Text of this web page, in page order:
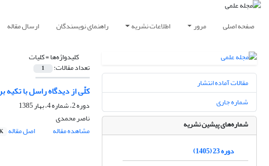
صفحه اصلی مرور اطلاعات نشریه راهنمای نویسندگان ارسال مقاله
کلیدواژه‌ها =کلیات
تعداد مقالات: 1
کلّی از دیدگاه راسل با تکیه
دوره 2، شماره 4، بهار 1385
ناصر محمدی
مشاهده مقاله
اصل مقاله
مقالات آماده انتشار
شماره جاری
شماره‌های پیشین نشریه
دوره 23 (1405)